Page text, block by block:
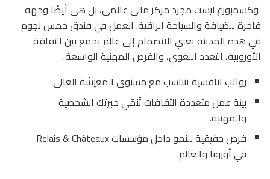
لوكسمبورغ ليست مجرد مركز مالي عالمي، بل هي أيضًا وجهة
فاخرة للضيافة والسياحة الراقية. العمل في فندق خمس نجوم
في هذه المدينة يعني الانضمام إلى عالم يجمع بين الثقافة
الأوروبية، التعدد اللغوي، والفرص المهنية الواسعة.
رواتب تنافسية تتناسب مع مستوى المعيشة العالي.
بيئة عمل متعددة الثقافات تُنمّي خبرتك الشخصية
والمهنية.
فرص حقيقية للنمو داخل مؤسسات Relais & Châteaux
في أوروبا والعالم.